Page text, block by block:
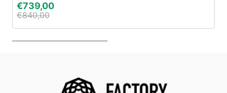
€739,00
€840,00